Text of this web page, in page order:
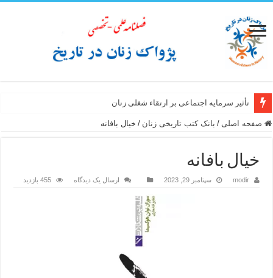
تأثیر سرمایه اجتماعی بر ارتقاء شغلی زنان
صفحه اصلی / بانک کتب تاریخی زنان / خیال بافانه
خیال بافانه
modir سپتامبر 29, 2023 ارسال یک دیدگاه 455 بازدید